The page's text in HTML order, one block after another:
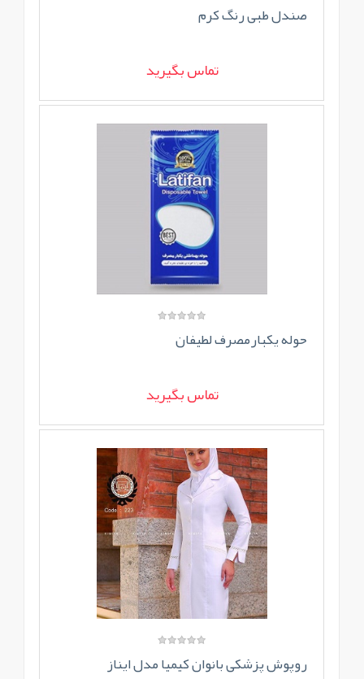
صندل طبی رنگ کرم
تماس بگیرید
حوله یکبارمصرف لطیفان
تماس بگیرید
روپوش پزشکی بانوان کیمیا مدل ایناز